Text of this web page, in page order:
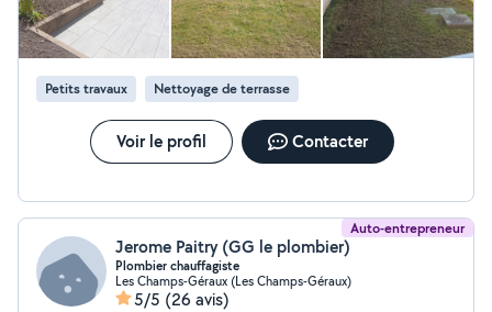
Petits travaux Nettoyage de terrasse
Voir le profil Contacter
Auto-entrepreneur
Jerome Paitry (GG le plombier)
Plombier chauffagiste
Les Champs-Géraux (Les Champs-Géraux)
5/5 (26 avis)